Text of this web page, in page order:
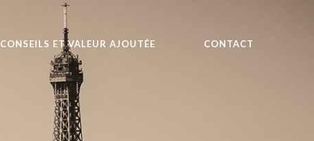
CONSEILS ET VALEUR AJOUTÉE CONTACT